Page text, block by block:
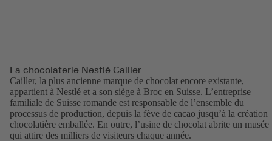
La chocolaterie Nestlé Cailler
Cailler, la plus ancienne marque de chocolat encore existante,
appartient à Nestlé et a son siège à Broc en Suisse. L’entreprise
familiale de Suisse romande est responsable de l’ensemble du
processus de production, depuis la fève de cacao jusqu’à la création
chocolatière emballée. En outre, l’usine de chocolat abrite un musée
qui attire des milliers de visiteurs chaque année.